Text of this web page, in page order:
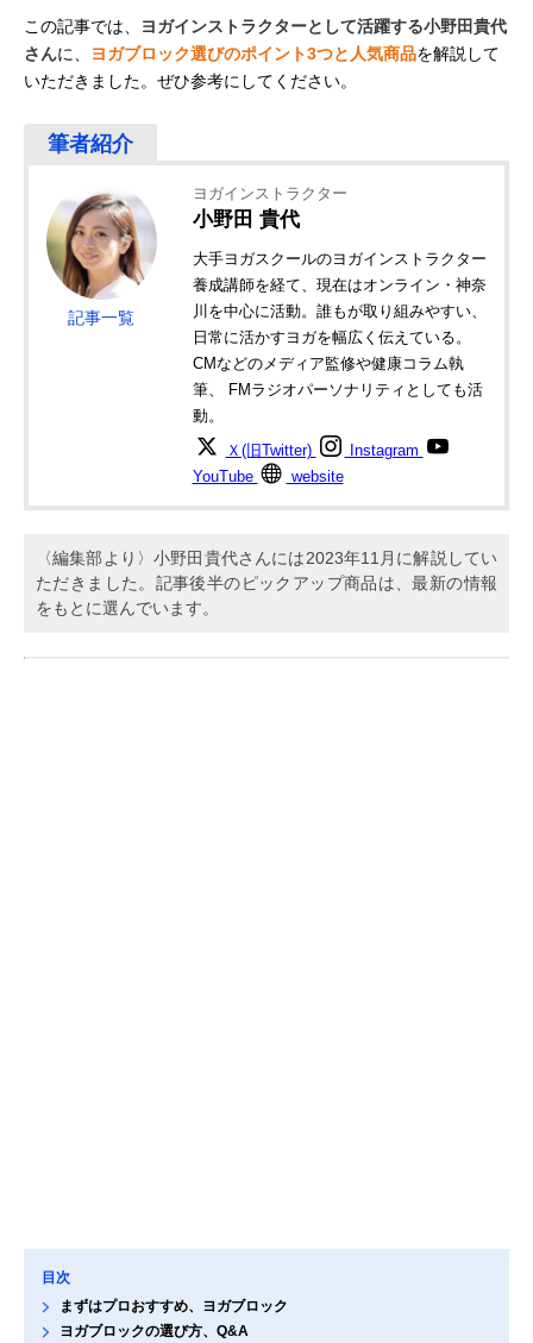
この記事では、
ヨガインストラクターとして活躍する小野田貴代
さんに、 ヨガブロック選びのポイント3つと人気商品を解説して
いただきました。ぜひ参考にしてください。
記事一覧
ヨガインストラクター
小野田 貴代
大手ヨガスクールのヨガインストラクター
養成講師を経て、現在はオンライン・神奈
川を中心に活動。誰もが取り組みやすい、
日常に活かすヨガを幅広く伝えている。
CMなどのメディア監修や健康コラム執
筆、 FMラジオパーソナリティとしても活
動。
Ｘ(旧Twitter)
Instagram
YouTube
website
〈編集部より〉小野田貴代さんには2023年11月に解説してい
ただきました。記事後半のピックアップ商品は、最新の情報
をもとに選んでいます。
目次
まずはプロおすすめ、ヨガブロック
ヨガブロックの選び方、Q&A